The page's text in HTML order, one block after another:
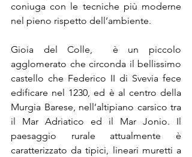
coniuga con le tecniche più moderne
nel pieno rispetto dell’ambiente.
Gioia del Colle,  è un piccolo
agglomerato che circonda il bellissimo
castello che Federico II di Svevia fece
edificare nel 1230, ed è al centro della
Murgia Barese, nell’altipiano carsico tra
il Mar Adriatico ed il Mar Jonio. Il
paesaggio rurale attualmente è
caratterizzato da tipici, lineari muretti a